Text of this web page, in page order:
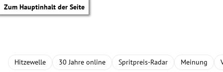
Zum Hauptinhalt der Seite
Hitzewelle 30 Jahre online Spritpreis-Radar Meinung